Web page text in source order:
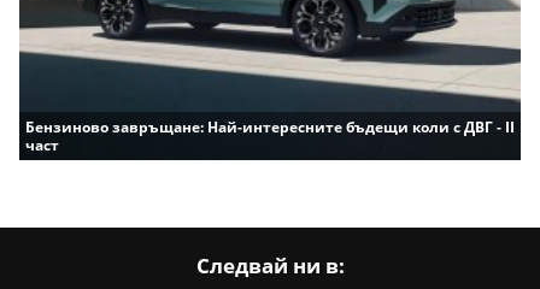
Бензиново завръщане: Най-интересните бъдещи коли с ДВГ - II
част
Следвай ни в: